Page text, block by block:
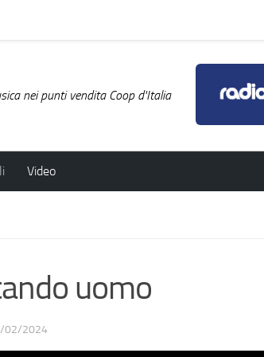
nei punti vendita Coop d'Italia
Video
uomo
02/2024